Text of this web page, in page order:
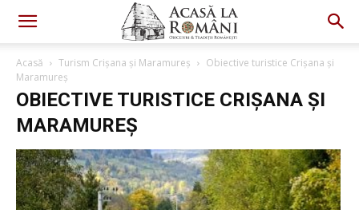
Acasă Turism Crișana și Maramureș
Obiective turistice Crișana și
Maramureș
OBIECTIVE TURISTICE CRIȘANA ȘI
MARAMUREȘ